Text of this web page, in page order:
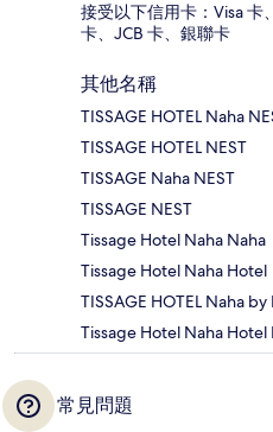
接受以下信用卡：Visa 卡
卡、JCB 卡、銀聯卡
其他名稱
TISSAGE HOTEL Naha
TISSAGE HOTEL NEST
TISSAGE Naha NEST
TISSAGE NEST
Tissage Hotel Naha Naha
Tissage Hotel Naha Hotel
TISSAGE HOTEL Naha by
Tissage Hotel Naha Hotel
常見問題